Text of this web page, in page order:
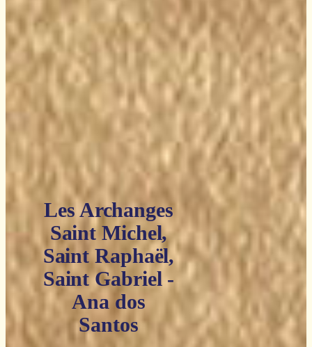
Les Archanges
Saint Michel,
Saint Raphaël,
Saint Gabriel -
Ana dos
Santos